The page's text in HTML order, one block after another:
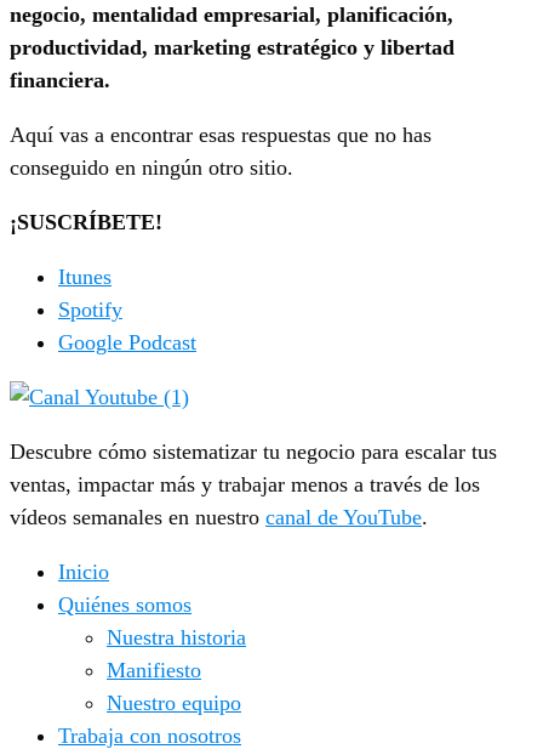
negocio, mentalidad empresarial, planificación,
productividad, marketing estratégico y libertad
financiera.
Aquí vas a encontrar esas respuestas que no has
conseguido en ningún otro sitio.
¡SUSCRÍBETE!
Itunes
Spotify
Google Podcast
Descubre cómo sistematizar tu negocio para escalar tus
ventas, impactar más y trabajar menos a través de los
vídeos semanales en nuestro canal de YouTube.
Inicio
Quiénes somos
Nuestra historia
Manifiesto
Nuestro equipo
Trabaja con nosotros